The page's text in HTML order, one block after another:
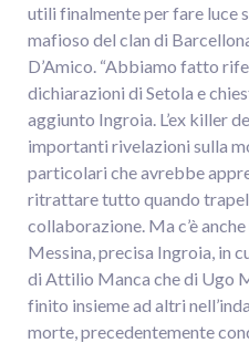
utili finalmente per fare luce
mafioso del clan di
D’Amico. “Abbiamo fatto
dichiarazioni di Setola e
aggiunto Ingroia. L’ex killer
importanti rivelazioni sulla
particolari che avrebbe
ritrattare tutto quando
collaborazione. Ma c’è
Messina, precisa Ingroia, in
di Attilio Manca che di Ugo
finito insieme ad altri
morte, precedentemente